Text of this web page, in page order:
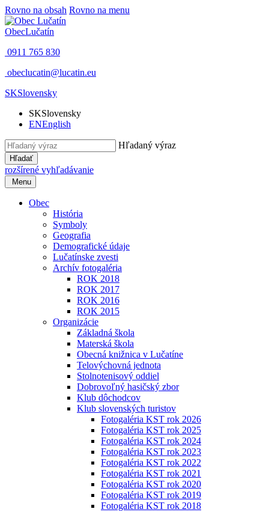
Rovno na obsah Rovno na menu
ObecLučatín
0911 765 830
obeclucatin@lucatin.eu
SKSlovensky
SKSlovensky
ENEnglish
Hľadaný výraz
Hľadať
rozšírené vyhľadávanie
Menu
Obec
História
Symboly
Geografia
Demografické údaje
Lučatínske zvesti
Archív fotogaléria
ROK 2018
ROK 2017
ROK 2016
ROK 2015
Organizácie
Základná škola
Materská škola
Obecná knižnica v Lučatíne
Telovýchovná jednota
Stolnotenisový oddiel
Dobrovoľný hasičský zbor
Klub dôchodcov
Klub slovenských turistov
Fotogaléria KST rok 2026
Fotogaléria KST rok 2025
Fotogaléria KST rok 2024
Fotogaléria KST rok 2023
Fotogaléria KST rok 2022
Fotogaléria KST rok 2021
Fotogaléria KST rok 2020
Fotogaléria KST rok 2019
Fotogaléria KST rok 2018